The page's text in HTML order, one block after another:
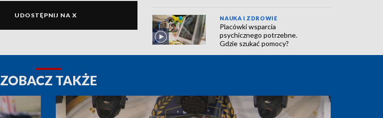
UDOSTĘPNIJ NA X NAUKA I ZDROWIE
Placówki wsparcia
psychicznego potrzebne.
Gdzie szukać pomocy?
ZOBACZ TAKŻE